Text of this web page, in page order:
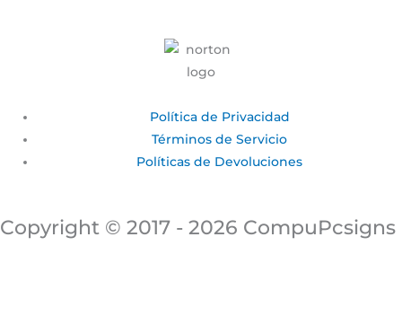
Política de Privacidad
Términos de Servicio
Políticas de Devoluciones
Copyright © 2017 - 2026 CompuPcsigns